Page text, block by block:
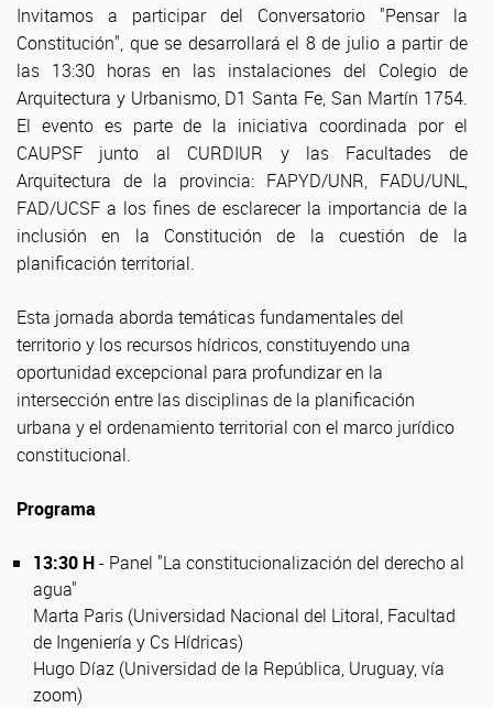
Invitamos a participar del Conversatorio "Pensar la
Constitución", que se desarrollará el 8 de julio a partir de
las 13:30 horas en las instalaciones del Colegio de
Arquitectura y Urbanismo, D1 Santa Fe, San Martín 1754.
El evento es parte de la iniciativa coordinada por el
CAUPSF junto al CURDIUR y las Facultades de
Arquitectura de la provincia: FAPYD/UNR, FADU/UNL,
FAD/UCSF a los fines de esclarecer la importancia de la
inclusión en la Constitución de la cuestión de la
planificación territorial.
Esta jornada aborda temáticas fundamentales del
territorio y los recursos hídricos, constituyendo una
oportunidad excepcional para profundizar en la
intersección entre las disciplinas de la planificación
urbana y el ordenamiento territorial con el marco jurídico
constitucional.
Programa
13:30 H- Panel "La constitucionalización del derecho al
agua"
Marta Paris (Universidad Nacional del Litoral, Facultad
de Ingeniería y Cs Hídricas)
Hugo Díaz (Universidad de la República, Uruguay, vía
zoom)